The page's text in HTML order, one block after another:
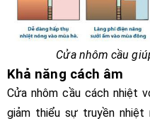
Cửa nhôm cầu
Khả năng cách âm
Cửa nhôm cầu cách nhiệt
giảm thiểu sự truyền nhiệt